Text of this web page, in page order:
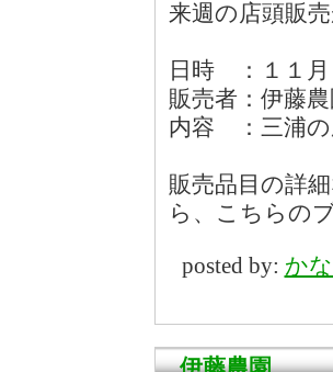
来週の店頭販
日時 ：１１月
販売者：伊藤
内容 ：三浦の
販売品目の詳
ら、こちらの
posted by: か